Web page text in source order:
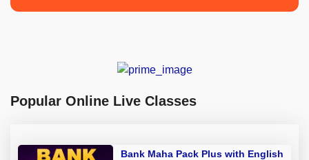
Popular Online Live Classes
Bank Maha Pack Plus with English